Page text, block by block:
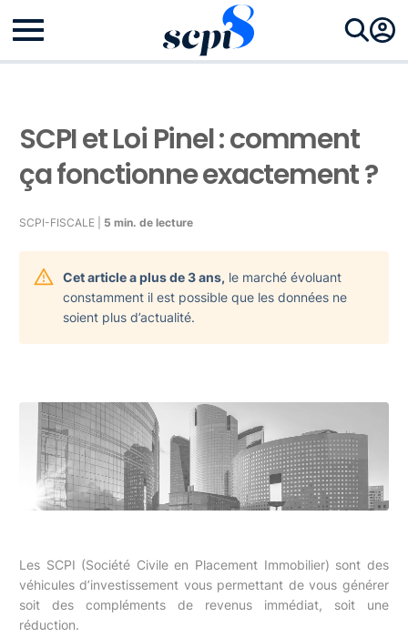
SCPI et Loi Pinel : comment
ça fonctionne exactement ?
SCPI-FISCALE | 5 min. de lecture
Cet article a plus de 3 ans, le marché évoluant
constamment il est possible que les données ne
soient plus d’actualité.
Les SCPI (Société Civile en Placement Immobilier) sont des
véhicules d’investissement vous permettant de vous générer
soit des compléments de revenus immédiat, soit une
réduction.